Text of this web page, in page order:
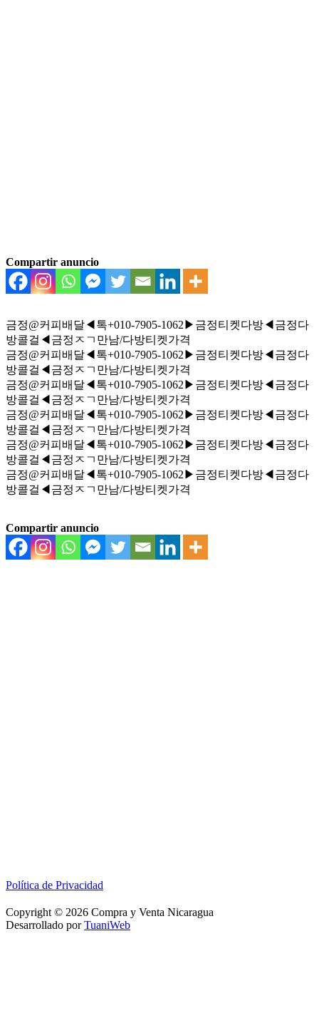
Compartir anuncio
금정@커피배달◀톡+010-7905-1062▶금정티켓다방◀금정다
방콜걸◀금정ㅈㄱ만남/다방티켓가격
금정@커피배달◀톡+010-7905-1062▶금정티켓다방◀금정다
방콜걸◀금정ㅈㄱ만남/다방티켓가격
금정@커피배달◀톡+010-7905-1062▶금정티켓다방◀금정다
방콜걸◀금정ㅈㄱ만남/다방티켓가격
금정@커피배달◀톡+010-7905-1062▶금정티켓다방◀금정다
방콜걸◀금정ㅈㄱ만남/다방티켓가격
금정@커피배달◀톡+010-7905-1062▶금정티켓다방◀금정다
방콜걸◀금정ㅈㄱ만남/다방티켓가격
금정@커피배달◀톡+010-7905-1062▶금정티켓다방◀금정다
방콜걸◀금정ㅈㄱ만남/다방티켓가격
Compartir anuncio
Política de Privacidad
Copyright © 2026 Compra y Venta Nicaragua
Desarrollado porTuaniWeb